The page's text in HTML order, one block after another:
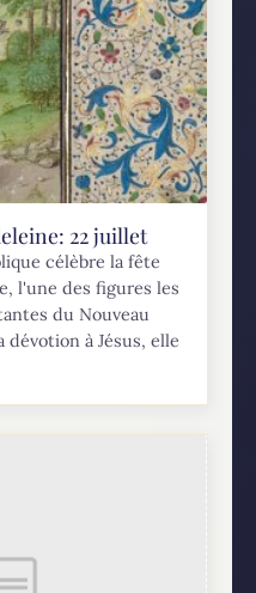
22 juillet
célèbre la fête
l'une des figures les
du Nouveau
à Jésus, elle